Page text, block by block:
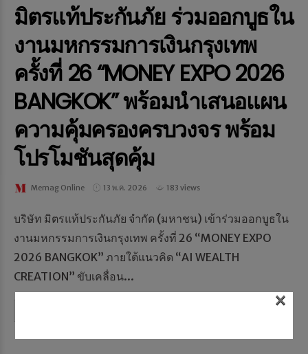
มิตรแท้ประกันภัย ร่วมออกบูธใน
งานมหกรรมการเงินกรุงเทพ
ครั้งที่ 26 “MONEY EXPO 2026
BANGKOK” พร้อมนำเสนอแผน
ความคุ้มครองครบวงจร พร้อม
โปรโมชันสุดคุ้ม
Memag Online 13 พ.ค. 2026 183 views
บริษัท มิตรแท้ประกันภัย จำกัด (มหาชน) เข้าร่วมออกบูธใน
งานมหกรรมการเงินกรุงเทพ ครั้งที่ 26 “MONEY EXPO
2026 BANGKOK” ภายใต้แนวคิด “AI WEALTH
CREATION” ขับเคลื่อน...
×